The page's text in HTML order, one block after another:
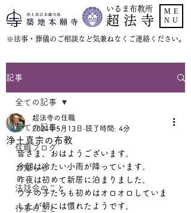
いるま布教所
超 法 寺
​※法事・葬儀のご相談など気兼ねなくご連絡ください。
ME
NU
記事
全ての記事
住職ブログ
お知らせ
法話会のこと
行事のこと
全ての記事
浄土真宗の布教
超法寺の住職
2024年5月13日 読了時間: 4分
皆さま、おはようございます。
今朝は冷たい小雨が降っています。
昨夜は初めて新居に泊まりました。
ウチの子たちも初めはオロオロしていま
したが朝には慣れたようです。